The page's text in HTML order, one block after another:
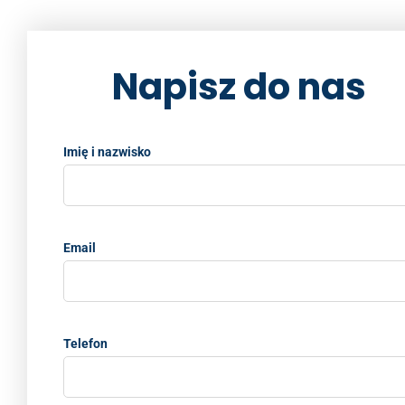
Napisz do nas
Imię i nazwisko
Email
Telefon